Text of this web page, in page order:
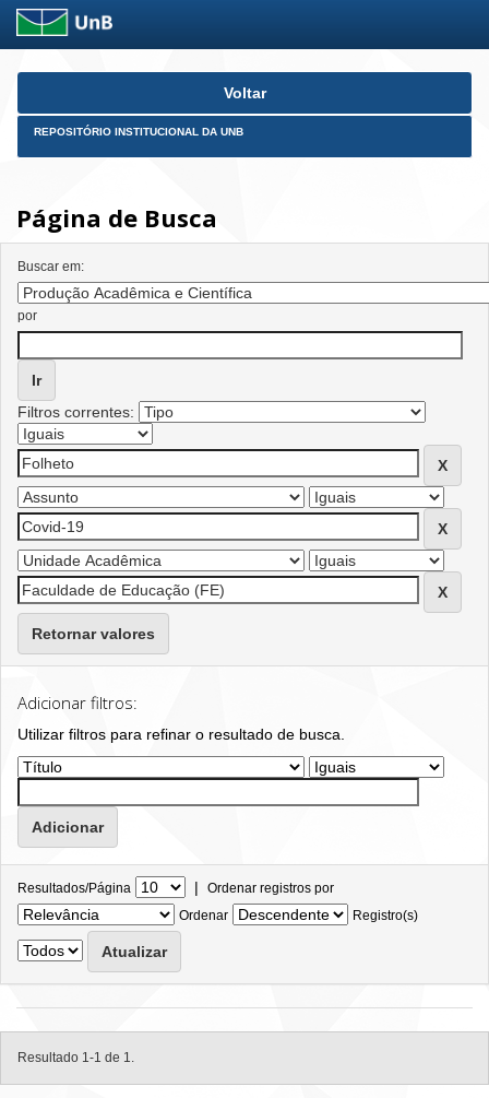
Skip
Voltar
REPOSITÓRIO INSTITUCIONAL DA UNB
Página de Busca
Buscar em:
por
Filtros correntes:
Retornar valores
Adicionar filtros:
Utilizar filtros para refinar o resultado de busca.
Resultados/Página | Ordenar registros por
Ordenar
Registro(s)
Resultado 1-1 de 1.